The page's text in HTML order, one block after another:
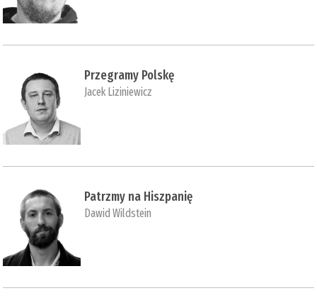
Przegramy Polskę
Jacek Liziniewicz
Patrzmy na Hiszpanię
Dawid Wildstein